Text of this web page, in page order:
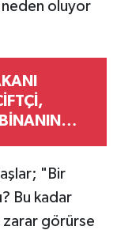
oluyor
525 "Bir
Bu kadar
görürse